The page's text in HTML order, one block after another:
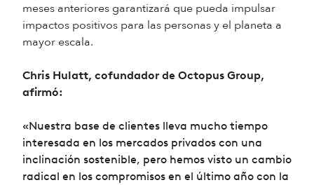
meses anteriores garantizará que pueda impulsar
impactos positivos para las personas y el planeta a
mayor escala.
Chris Hulatt, cofundador de Octopus Group,
afirmó:
«Nuestra base de clientes lleva mucho tiempo
interesada en los mercados privados con una
inclinación sostenible, pero hemos visto un cambio
radical en los compromisos en el último año con la